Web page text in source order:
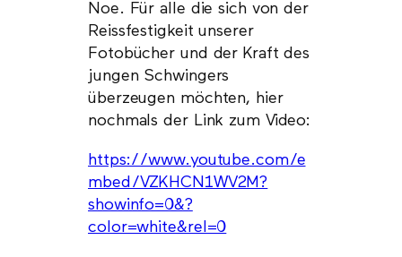
Noe. Für alle die sich von der
Reissfestigkeit unserer
Fotobücher und der Kraft des
jungen Schwingers
überzeugen möchten, hier
nochmals der Link zum Video:
https://www.youtube.com/e
mbed/VZKHCN1WV2M?
showinfo=0&?
color=white&rel=0